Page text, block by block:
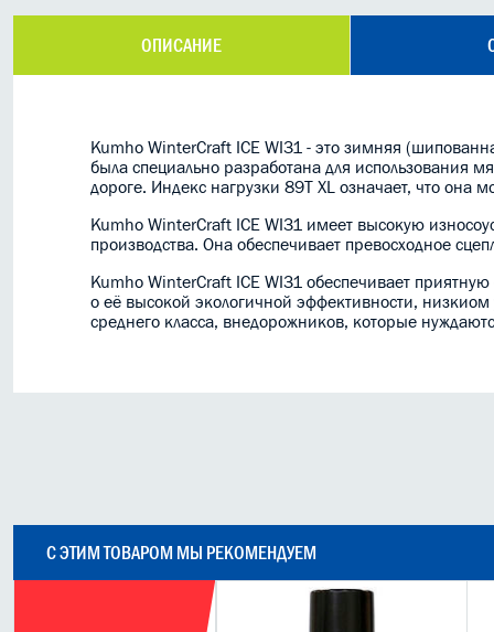
ОПИСАНИЕ
Kumho WinterCraft ICE WI31 - это зимняя
была специально разработана для использования
дороге. Индекс нагрузки 89T XL означает, что она
Kumho WinterCraft ICE WI31 имеет высокую
производства. Она обеспечивает превосходное
Kumho WinterCraft ICE WI31 обеспечивает
о её высокой экологичной эффективности,
среднего класса, внедорожников, которые
С ЭТИМ ТОВАРОМ МЫ РЕКОМЕНДУЕМ